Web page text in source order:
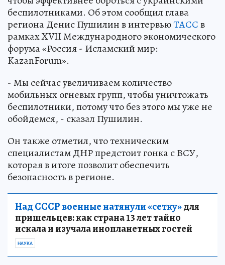
беспилотниками. Об этом сообщил глава
региона Денис Пушилин в интервьюТАССв
рамках XVII Международного экономического
форума «Россия - Исламский мир:
KazanForum».
- Мы сейчас увеличиваем количество
мобильных огневых групп, чтобы уничтожать
беспилотники, потому что без этого мы уже не
обойдемся, - сказал Пушилин.
Он также отметил, что техническим
специалистам ДНР предстоит гонка с ВСУ,
которая в итоге позволит обеспечить
безопасность в регионе.
Над СССР военные натянули «сетку»для
пришельцев: как страна 13 лет тайно
искала и изучала инопланетных гостей
НАУКА